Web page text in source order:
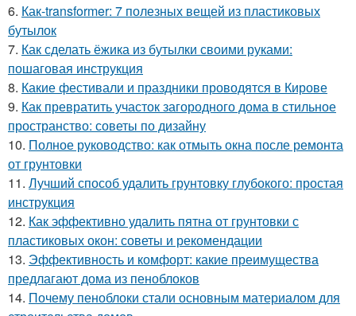
6. Как-transformer: 7 полезных вещей из пластиковых
бутылок
7. Как сделать ёжика из бутылки своими руками:
пошаговая инструкция
8. Какие фестивали и праздники проводятся в Кирове
9. Как превратить участок загородного дома в стильное
пространство: советы по дизайну
10. Полное руководство: как отмыть окна после ремонта
от грунтовки
11. Лучший способ удалить грунтовку глубокого: простая
инструкция
12. Как эффективно удалить пятна от грунтовки с
пластиковых окон: советы и рекомендации
13. Эффективность и комфорт: какие преимущества
предлагают дома из пеноблоков
14. Почему пеноблоки стали основным материалом для